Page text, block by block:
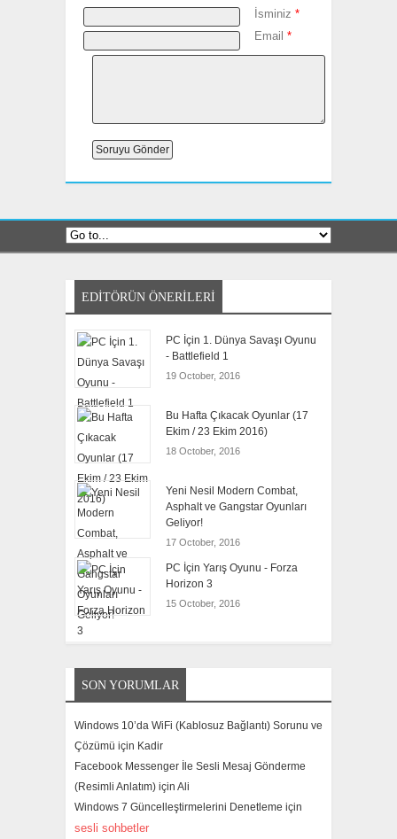
İsminiz *
Email *
EDITÖRÜN ÖNERILERI
PC İçin 1. Dünya Savaşı Oyunu
- Battlefield 1
19 October, 2016
Bu Hafta Çıkacak Oyunlar (17
Ekim / 23 Ekim 2016)
18 October, 2016
Yeni Nesil Modern Combat,
Asphalt ve Gangstar Oyunları
Geliyor!
17 October, 2016
PC İçin Yarış Oyunu - Forza
Horizon 3
15 October, 2016
SON YORUMLAR
Windows 10’da WiFi (Kablosuz Bağlantı) Sorunu ve
Çözümü için Kadir
Facebook Messenger İle Sesli Mesaj Gönderme
(Resimli Anlatım) için Ali
Windows 7 Güncelleştirmelerini Denetleme için
sesli sohbetler